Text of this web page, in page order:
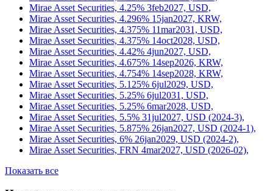
Mirae Asset Securities, 4.25% 3feb2027, USD,
Mirae Asset Securities, 4.296% 15jan2027, KRW,
Mirae Asset Securities, 4.375% 11mar2031, USD,
Mirae Asset Securities, 4.375% 14oct2028, USD,
Mirae Asset Securities, 4.42% 4jun2027, USD,
Mirae Asset Securities, 4.675% 14sep2026, KRW,
Mirae Asset Securities, 4.754% 14sep2028, KRW,
Mirae Asset Securities, 5.125% 6jul2029, USD,
Mirae Asset Securities, 5.25% 6jul2031, USD,
Mirae Asset Securities, 5.25% 6mar2028, USD,
Mirae Asset Securities, 5.5% 31jul2027, USD (2024-3),
Mirae Asset Securities, 5.875% 26jan2027, USD (2024-1),
Mirae Asset Securities, 6% 26jan2029, USD (2024-2),
Mirae Asset Securities, FRN 4mar2027, USD (2026-02),
Показать все